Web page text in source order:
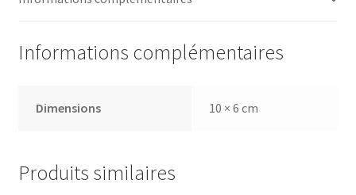
Informations complémentaires
Dimensions 10 × 6 cm
Produits similaires